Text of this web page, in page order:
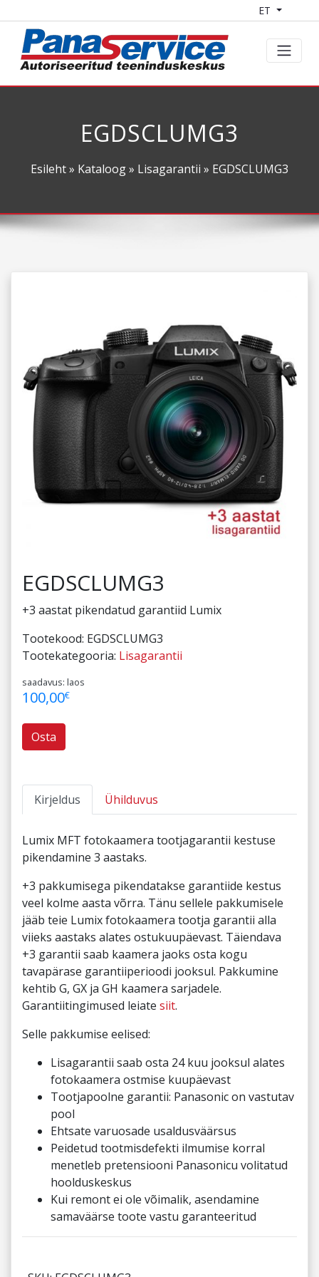
ET
EGDSCLUMG3
Esileht» Kataloog» Lisagarantii » EGDSCLUMG3
EGDSCLUMG3
+3 aastat pikendatud garantiid Lumix
Tootekood: EGDSCLUMG3
Tootekategooria: Lisagarantii
saadavus: laos
100,00€
Osta
Kirjeldus Ühilduvus
Lumix MFT fotokaamera tootjagarantii kestuse
pikendamine 3 aastaks.
+3 pakkumisega pikendatakse garantiide kestus
veel kolme aasta võrra. Tänu sellele pakkumisele
jääb teie Lumix fotokaamera tootja garantii alla
viieks aastaks alates ostukuupäevast. Täiendava
+3 garantii saab kaamera jaoks osta kogu
tavapärase garantiiperioodi jooksul. Pakkumine
kehtib G, GX ja GH kaamera sarjadele.
Garantiitingimused leiate siit.
Selle pakkumise eelised:
Lisagarantii saab osta 24 kuu jooksul alates
fotokaamera ostmise kuupäevast
Tootjapoolne garantii: Panasonic on vastutav
pool
Ehtsate varuosade usaldusväärsus
Peidetud tootmisdefekti ilmumise korral
menetleb pretensiooni Panasonicu volitatud
hoolduskeskus
Kui remont ei ole võimalik, asendamine
samaväärse toote vastu garanteeritud